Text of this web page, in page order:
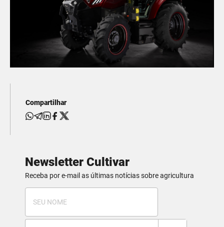
Compartilhar
Newsletter Cultivar
Receba por e-mail as últimas notícias sobre agricultura